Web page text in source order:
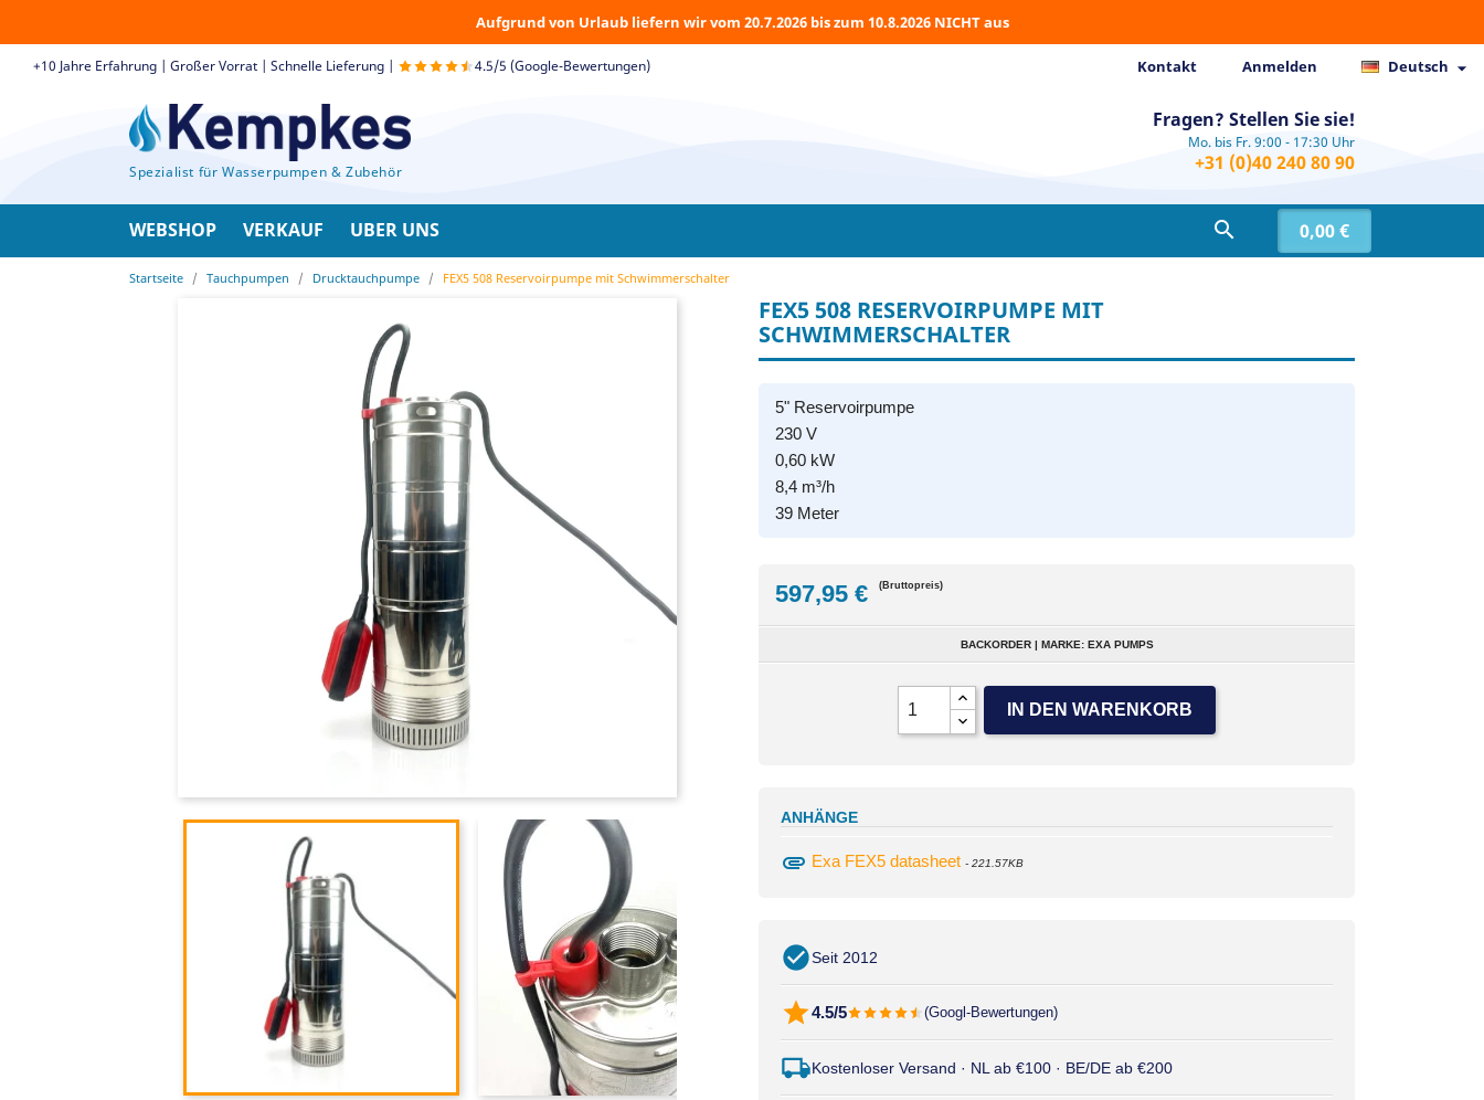
Aufgrund von Urlaub liefern wir vom 20.7.2026 bis zum 10.8.2026 NICHT aus
+10 Jahre Erfahrung | Großer Vorrat | Schnelle Lieferung | 4.5/5 (Google-Bewertungen) Kontakt Anmelden Deutsch 
Spezialist für Wasserpumpen & Zubehör
Fragen? Stellen Sie sie!
Mo. bis Fr. 9:00 - 17:30 Uhr
+31 (0)40 240 80 90
0,00 €

WEBSHOP VERKAUF UBER UNS
Startseite Tauchpumpen Drucktauchpumpe FEX5 508 Reservoirpumpe mit Schwimmerschalter
FEX5 508 RESERVOIRPUMPE MIT
SCHWIMMERSCHALTER
5" Reservoirpumpe
230 V
0,60 kW
8,4 m³/h
39 Meter
597,95 € (Bruttopreis)
BACKORDER | MARKE: EXA PUMPS
IN DEN WARENKORB
ANHÄNGE
attachment Exa FEX5 datasheet - 221.57KB
Seit 2012
4.5/5 (Googl-Bewertungen)
Kostenloser Versand · NL ab €100 · BE/DE ab €200